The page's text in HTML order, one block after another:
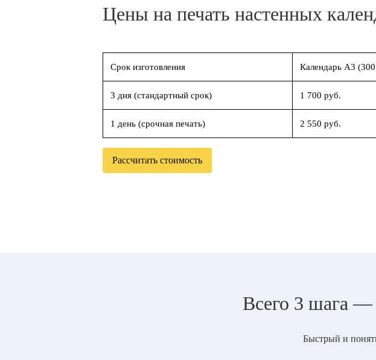
Цены на печать настенных
Срок изготовления Календарь А3
3 дня (стандартный срок) 1 700 руб.
1 день (срочная печать) 2 550 руб.
Рассчитать стоимость
Всего 3 шага —
Быстрый и